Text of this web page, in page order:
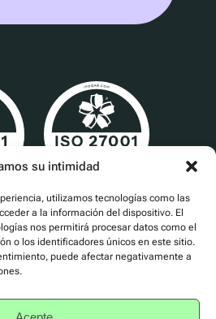
su intimidad
utilizamos tecnologías como las
a la información del dispositivo. El
nos permitirá procesar datos como el
o los identificadores únicos en este sitio.
puede afectar negativamente a
No. 24840
privacidad